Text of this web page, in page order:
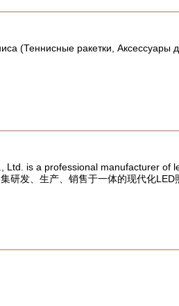
(Теннисные ракетки, Аксессуары
Ltd. is a professional manufacturer
研发、生产、销售于一体的现代化